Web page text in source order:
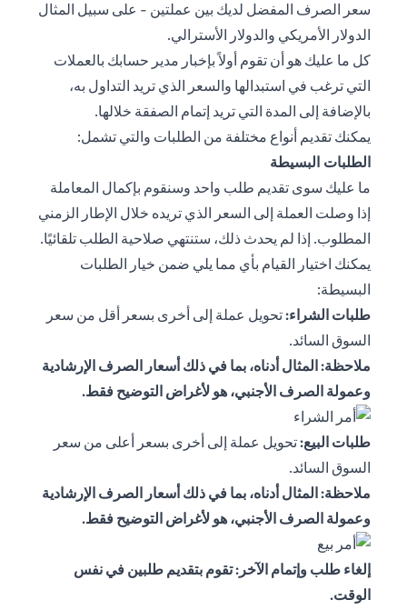
سعر الصرف المفضل لديك بين عملتين - على سبيل المثال
الدولار الأمريكي والدولار الأسترالي.
كل ما عليك هو أن تقوم أولاً بإخبار مدير حسابك بالعملات
التي ترغب في استبدالها والسعر الذي تريد التداول به،
بالإضافة إلى المدة التي تريد إتمام الصفقة خلالها.
يمكنك تقديم أنواع مختلفة من الطلبات والتي تشمل:
الطلبات البسيطة
ما عليك سوى تقديم طلب واحد وسنقوم بإكمال المعاملة
إذا وصلت العملة إلى السعر الذي تريده خلال الإطار الزمني
المطلوب. إذا لم يحدث ذلك، ستنتهي صلاحية الطلب تلقائيًا.
يمكنك اختيار القيام بأي مما يلي ضمن خيار الطلبات
البسيطة:
طلبات الشراء:تحويل عملة إلى أخرى بسعر أقل من سعر
السوق السائد.
ملاحظة: المثال أدناه، بما في ذلك أسعار الصرف الإرشادية
وعمولة الصرف الأجنبي، هو لأغراض التوضيح فقط.
طلبات البيع:تحويل عملة إلى أخرى بسعر أعلى من سعر
السوق السائد.
ملاحظة: المثال أدناه، بما في ذلك أسعار الصرف الإرشادية
وعمولة الصرف الأجنبي، هو لأغراض التوضيح فقط.
إلغاء طلب وإتمام الآخر: تقوم بتقديم طلبين في نفس
الوقت.